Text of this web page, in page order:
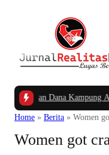
Dana Kampung APBK|
Home » Berita » Women
Women got